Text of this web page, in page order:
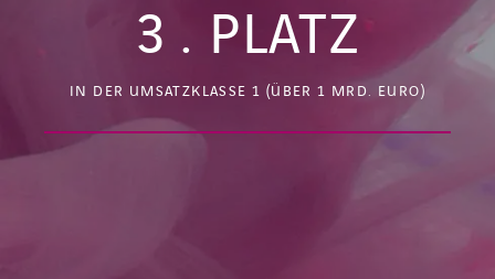
3 . PLATZ
IN DER UMSATZKLASSE 1 (ÜBER 1 MRD. EURO)